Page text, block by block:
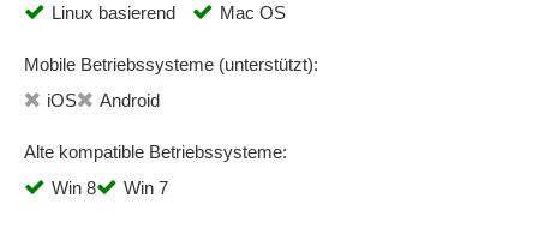
Linux basierend Mac OS
Mobile Betriebssysteme (unterstützt):
iOS
Android
Alte kompatible Betriebssysteme:
Win 8
Win 7